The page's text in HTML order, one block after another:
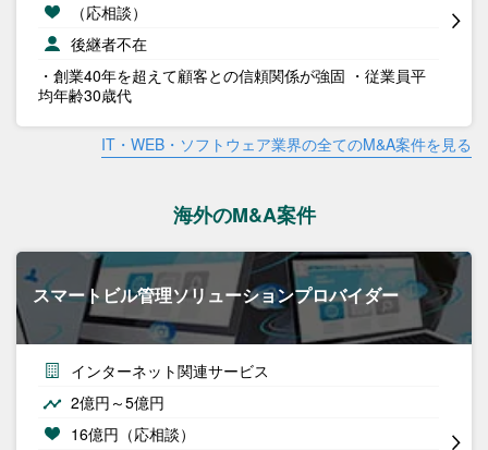
（応相談）
後継者不在
・創業40年を超えて顧客との信頼関係が強固 ・従業員平
均年齢30歳代
IT・WEB・ソフトウェア業界の全てのM&A案件を見る
海外のM&A案件
スマートビル管理ソリューションプロバイダー
インターネット関連サービス
2億円～5億円
16億円（応相談）